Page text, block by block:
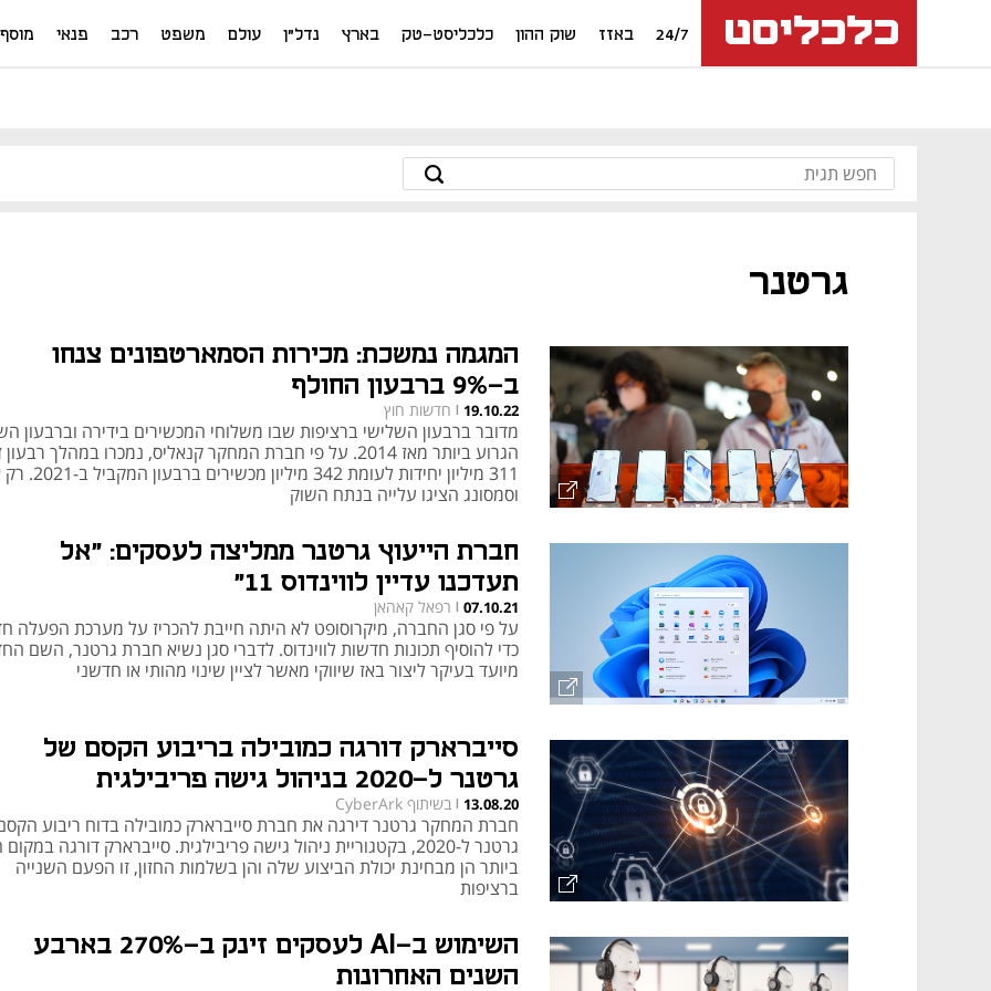
24/7 באזז שוק ההון כלכליסט-טק בארץ נדל"ן עולם משפט רכב פנאי מוסף
גרטנר
המגמה נמשכת: מכירות הסמארטפונים צנחו
ב-9% ברבעון החולף
19.10.22
| חדשות חוץ
מדובר ברבעון השלישי ברציפות שבו משלוחי המכשירים בידירה וברבעון
הגרוע ביותר מאז 2014. על פי חברת המחקר קנאליס, נמכרו במהלך
311 מיליון יחידות לעומת 342
וסמסונג הציגו עלייה בנתח השוק
חברת הייעוץ גרטנר ממליצה לעסקים: "אל
תעדכנו עדיין לווינדוס 11"
07.10.21
| רפאל קאהאן
על פי סגן החברה, מיקרוסופט לא היתה חייבת להכריז על מערכת הפעלה
כדי להוסיף תכונות חדשות לווינדוס. לדברי סגן נשיא חברת גרטנר, השם
מיועד בעיקר ליצור באז שיווקי מאשר לציין שינוי מהותי או חדשני
סייברארק דורגה כמובילה בריבוע הקסם של
גרטנר ל-2020 בניהול גישה פריבילגית
13.08.20
| בשיתוף CyberArk
חברת המחקר גרטנר דירגה את חברת סייברארק כמובילה בדוח ריבוע
גרטנר ל-2020, בקטגוריית ניהול גישה פריבילגית. סייברארק דורגה
ביותר הן מבחינת יכולת הביצוע שלה והן בשלמות החזון, זו הפעם השנייה
ברציפות
השימוש ב-AI לעסקים זינק ב-270% בארבע
השנים האחרונות